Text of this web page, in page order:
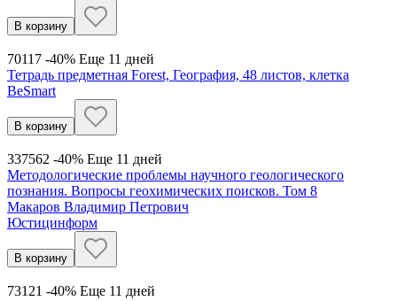
В корзину
70117 -40% Еще 11 дней
Тетрадь предметная Forest, География, 48 листов, клетка
BeSmart
В корзину
337562 -40% Еще 11 дней
Методологические проблемы научного геологического
познания. Вопросы геохимических поисков. Том 8
Макаров Владимир Петрович
Юстицинформ
В корзину
73121 -40% Еще 11 дней